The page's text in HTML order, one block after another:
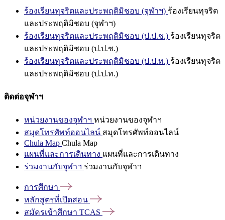
ร้องเรียนทุจริตและประพฤติมิชอบ (จุฬาฯ) ร้องเรียนทุจริต
และประพฤติมิชอบ (จุฬาฯ)
ร้องเรียนทุจริตและประพฤติมิชอบ (ป.ป.ช.) ร้องเรียนทุจริต
และประพฤติมิชอบ (ป.ป.ช.)
ร้องเรียนทุจริตและประพฤติมิชอบ (ป.ป.ท.) ร้องเรียนทุจริต
และประพฤติมิชอบ (ป.ป.ท.)
ติดต่อจุฬาฯ
หน่วยงานของจุฬาฯ หน่วยงานของจุฬาฯ
สมุดโทรศัพท์ออนไลน์ สมุดโทรศัพท์ออนไลน์
Chula Map Chula Map
แผนที่และการเดินทาง แผนที่และการเดินทาง
ร่วมงานกับจุฬาฯ ร่วมงานกับจุฬาฯ
การศึกษา
หลักสูตรที่เปิดสอน
สมัครเข้าศึกษา TCAS